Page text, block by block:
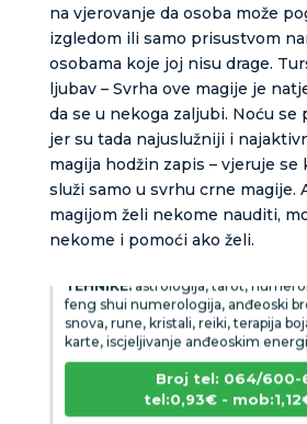
na vjerovanje da osoba može
izgledom ili samo prisustvom
osobama koje joj nisu drage.
ljubav – Svrha ove magije je
da se u nekoga zaljubi. Noću se
jer su tada najuslužniji i
magija hodžin zapis – vjeruje se
služi samo u svrhu crne magije.
magijom želi nekome nauditi,
nekome i pomoći ako želi.
ELA
Tarot savjetnik je
feng shui numerologija, anđeoski
snova, rune, kristali, reiki, terapija
karte, iscjeljivanje anđeoskim
Broj tel: 064/600-
tel:0,93€ -